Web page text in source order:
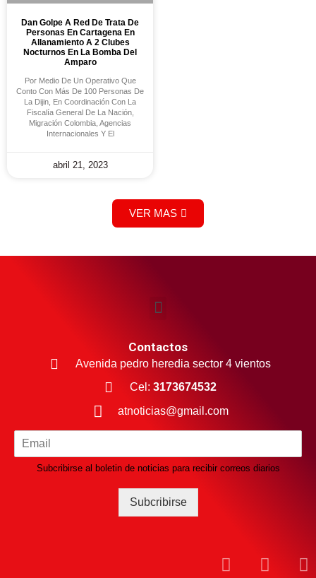
Dan Golpe A Red De Trata De
Personas En Cartagena En
Allanamiento A 2 Clubes
Nocturnos En La Bomba Del
Amparo
Por Medio De Un Operativo Que
Conto Con Más De 100 Personas De
La Dijin, En Coordinación Con La
Fiscalía General De La Nación,
Migración Colombia, Agencias
Internacionales Y El
abril 21, 2023
VER MAS
Contactos
Avenida pedro heredia sector 4 vientos
Cel: 3173674532
atnoticias@gmail.com
Subcribirse al boletin de noticias para recibir correos diarios
Subcribirse